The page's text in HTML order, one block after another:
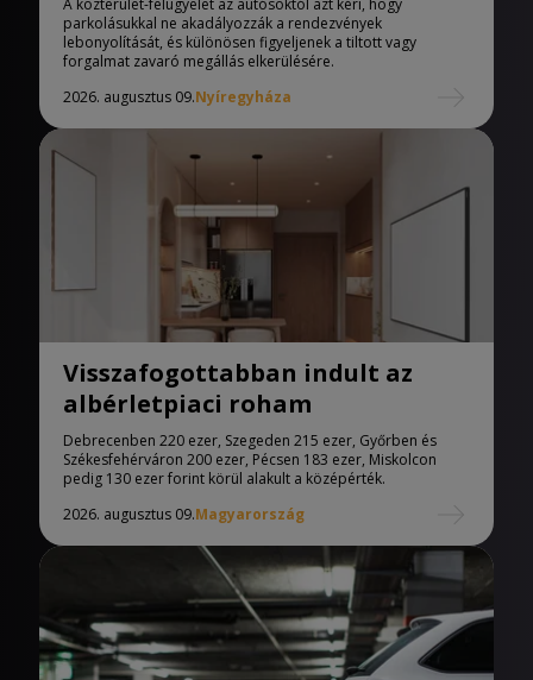
A közterület-felügyelet az autósoktól azt kéri, hogy
parkolásukkal ne akadályozzák a rendezvények
lebonyolítását, és különösen figyeljenek a tiltott vagy
forgalmat zavaró megállás elkerülésére.
2026. augusztus 09.Nyíregyháza
Visszafogottabban indult az
albérletpiaci roham
Debrecenben 220 ezer, Szegeden 215 ezer, Győrben és
Székesfehérváron 200 ezer, Pécsen 183 ezer, Miskolcon
pedig 130 ezer forint körül alakult a középérték.
2026. augusztus 09.Magyarország